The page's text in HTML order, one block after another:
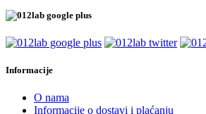
Informacije
O nama
Informacije o dostavi i plaćanju